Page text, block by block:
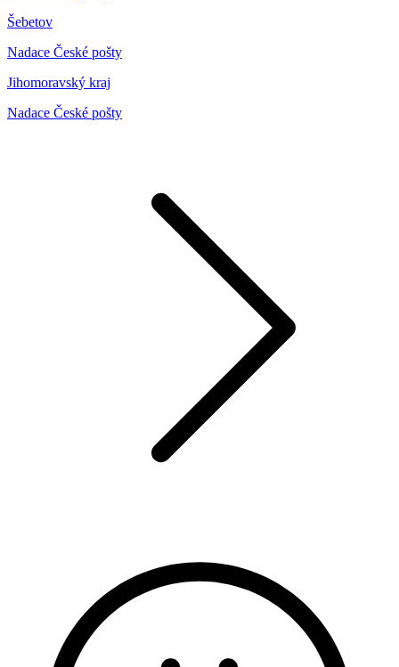
Šebetov
Nadace České pošty
Jihomoravský kraj
Nadace České pošty